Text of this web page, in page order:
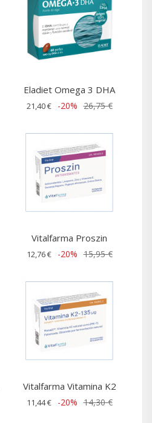
Eladiet Omega 3 DHA
21,40 € -20% 26,75 €
Vitalfarma Proszin
12,76 € -20% 15,95 €
Vitalfarma Vitamina K2
11,44 € -20% 14,30 €